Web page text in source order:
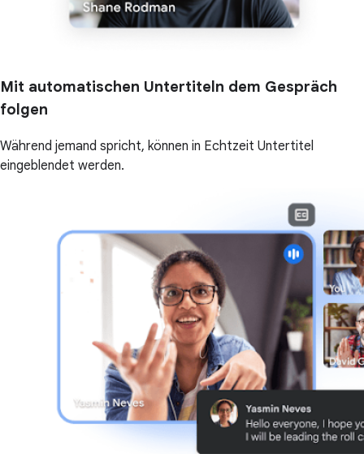
Mit automatischen Untertiteln dem Gespräch
folgen
Während jemand spricht, können in Echtzeit Untertitel
eingeblendet werden.